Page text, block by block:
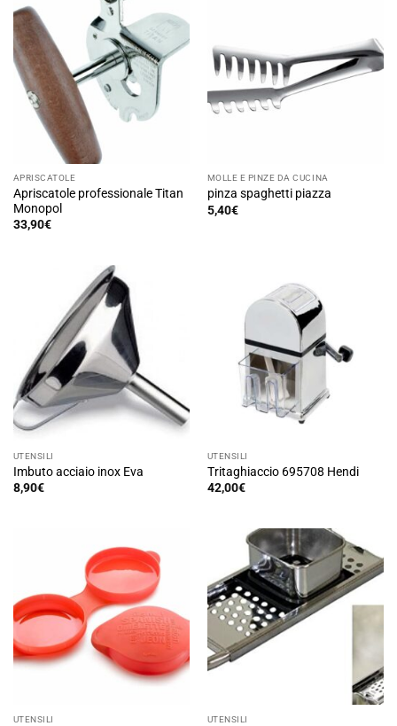
APRISCATOLE
Apriscatole professionale Titan
Monopol
33,90€
MOLLE E PINZE DA CUCINA
pinza spaghetti piazza
5,40€
opzioni
possono
prodotto
UTENSILI
Imbuto acciaio inox Eva
8,90€
UTENSILI
Tritaghiaccio 695708 Hendi
42,00€
UTENSILI UTENSILI